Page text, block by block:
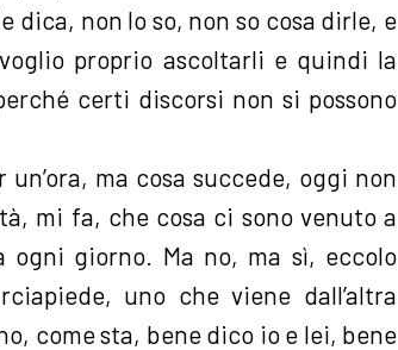
dica, non lo so, non so cosa dirle, e
proprio ascoltarli e quindi la
certi discorsi non si possono
ma cosa succede, oggi non
mi fa, che cosa ci sono venuto a
giorno. Ma no, ma sì, eccolo
uno che viene dall’altra
come sta, bene dico io e lei, bene